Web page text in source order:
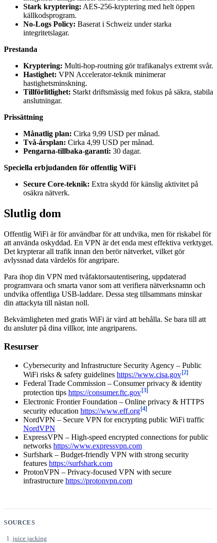
Stark kryptering: AES-256-kryptering med helt öppen
källkodsprogram.
No-Logs Policy: Baserat i Schweiz under starka
integritetslagar.
Prestanda
Kryptering: Multi-hop-routning gör trafikanalys extremt svår.
Hastighet: VPN Accelerator-teknik minimerar
hastighetsminskning.
Tillförlitlighet: Starkt driftsmässig med fokus på säkra, stabila
anslutningar.
Prissättning
Månatlig plan: Cirka 9,99 USD per månad.
Två-årsplan: Cirka 4,99 USD per månad.
Pengarna-tillbaka-garanti: 30 dagar.
Speciella erbjudanden för offentlig WiFi
Secure Core-teknik: Extra skydd för känslig aktivitet på
osäkra nätverk.
Slutlig dom
Offentlig WiFi är för användbar för att undvika, men för riskabel för
att använda oskyddad. En VPN är det enda mest effektiva verktyget.
Det krypterar all trafik innan den berör nätverket, vilket gör
avlyssnad data värdelös för angripare.
Para ihop din VPN med tvåfaktorsautentisering, uppdaterad
programvara och smarta vanor som att verifiera nätverksnamn och
undvika offentliga USB-laddare. Dessa steg tillsammans minskar
din attackyta till nästan noll.
Bekvämligheten med gratis WiFi är värd att behålla. Se bara till att
du ansluter på dina villkor, inte angriparens.
Resurser
Cybersecurity and Infrastructure Security Agency – Public
WiFi risks & safety guidelines https://www.cisa.gov [2]
Federal Trade Commission – Consumer privacy & identity
protection tips https://consumer.ftc.gov [3]
Electronic Frontier Foundation – Online privacy & HTTPS
security education https://www.eff.org [4]
NordVPN – Secure VPN for encrypting public WiFi traffic
NordVPN
ExpressVPN – High-speed encrypted connections for public
networks https://www.expressvpn.com
Surfshark – Budget-friendly VPN with strong security
features https://surfshark.com
ProtonVPN – Privacy-focused VPN with secure
infrastructure https://protonvpn.com
SOURCES
juice jacking